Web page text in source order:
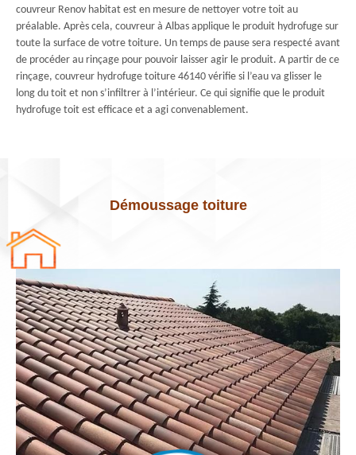
couvreur Renov habitat est en mesure de nettoyer votre toit au
préalable. Après cela, couvreur à Albas applique le produit hydrofuge sur
toute la surface de votre toiture. Un temps de pause sera respecté avant
de procéder au rinçage pour pouvoir laisser agir le produit. A partir de ce
rinçage, couvreur hydrofuge toiture 46140 vérifie si l’eau va glisser le
long du toit et non s’infiltrer à l’intérieur. Ce qui signifie que le produit
hydrofuge toit est efficace et a agi convenablement.
Démoussage toiture